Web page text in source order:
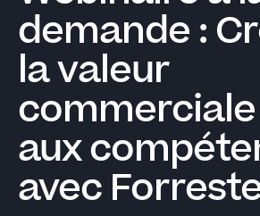
demande :
la valeur
aux
avec